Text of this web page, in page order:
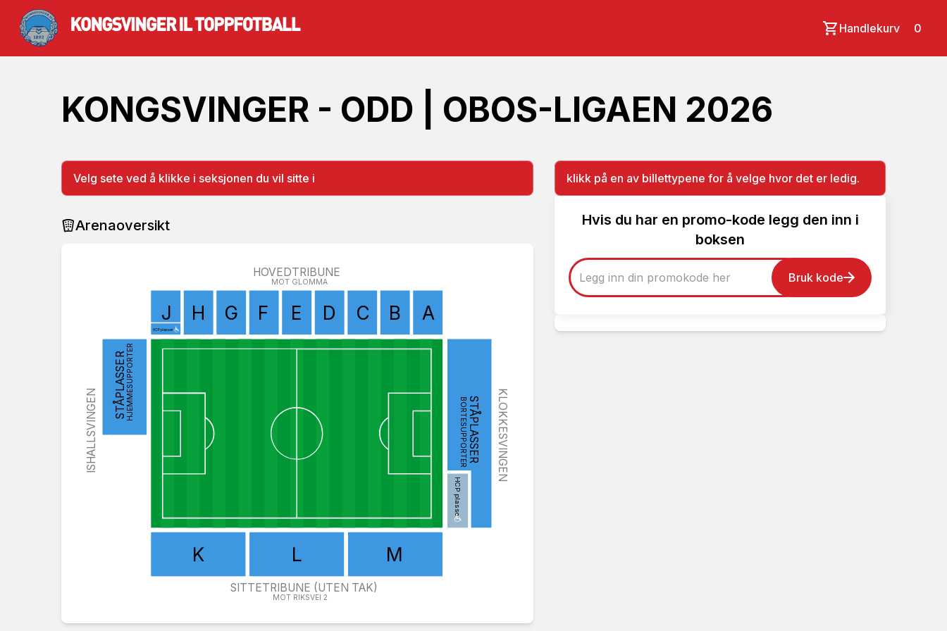
Handlekurv 0
KONGSVINGER - ODD | OBOS-LIGAEN 2026
Velg sete ved å klikke i seksjonen du vil sitte i
Arenaoversikt
J H G F E D C B A
K L M
STÅPLASSER
BORTESUPPORTER
STÅPLASSERHJEMMESUPPORTER
HCP plasser
HCP plasser
HOVEDTRIBUNE
MOT GLOMMA
SITTETRIBUNE (UTEN TAK)
MOT RIKSVEI 2
KLOKKESVINGEN
ISHALLSVINGEN
klikk på en av billettypene for å velge hvor det er ledig.
Hvis du har en promo-kode legg den inn i
boksen
Bruk kode